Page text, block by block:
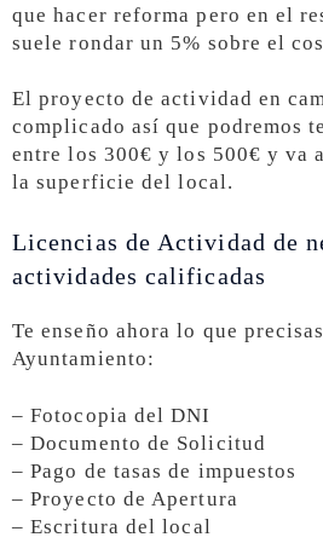
que hacer reforma pero en el
suele rondar un 5% sobre el
El proyecto de actividad en
complicado así que podremos
entre los 300€ y los 500€ y va
la superficie del local.
Licencias de Actividad de
actividades calificadas
Te enseño ahora lo que
Ayuntamiento:
– Fotocopia del DNI
– Documento de Solicitud
– Pago de tasas de impuestos
– Proyecto de Apertura
– Escritura del local